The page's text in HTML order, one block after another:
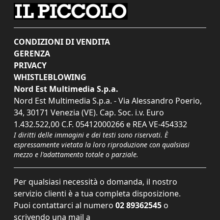
CONDIZIONI DI VENDITA
GERENZA
PRIVACY
WHISTLEBLOWING
Nord Est Multimedia S.p.a.
Nord Est Multimedia S.p.a. - Via Alessandro Poerio,
34, 30171 Venezia (VE). Cap. Soc. i.v. Euro
1.432.522,00 C.F. 05412000266 e REA VE-454332
I diritti delle immagini e dei testi sono riservati. È
espressamente vietata la loro riproduzione con qualsiasi
mezzo e l'adattamento totale o parziale.
Per qualsiasi necessità o domanda, il nostro
servizio clienti è a tua completa disposizione.
Puoi contattarci al numero 02 89362545 o
scrivendo una mail a